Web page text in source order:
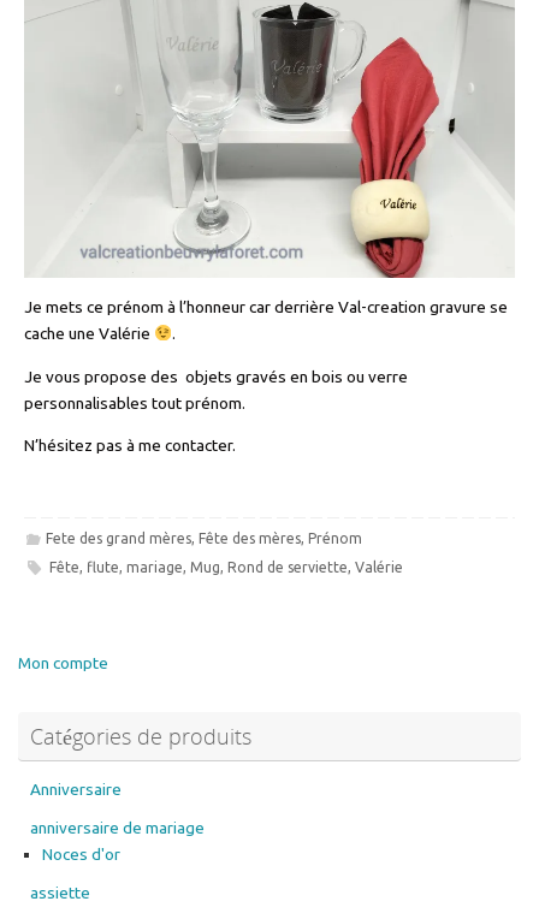
Je mets ce prénom à l’honneur car derrière Val-creation gravure se
cache une Valérie
.
Je vous propose des objets gravés en bois ou verre
personnalisables tout prénom.
N’hésitez pas à me contacter.
Fete des grand mères, Fête des mères, Prénom
Fête, flute, mariage, Mug, Rond de serviette, Valérie
Mon compte
Catégories de produits
Anniversaire
anniversaire de mariage
Noces d'or
assiette